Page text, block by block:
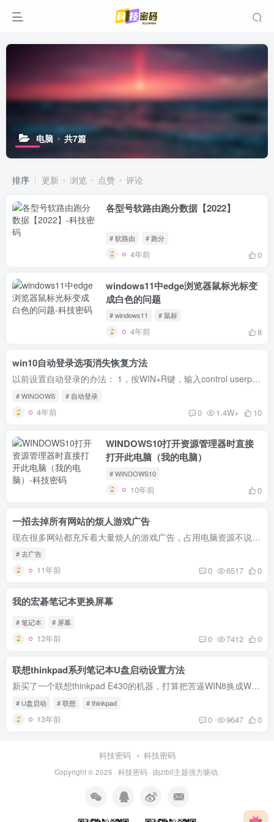
电脑 共7篇
排序 更新 浏览 点赞 评论
各型号软路由跑分数据【2022】
# 软路由 # 跑分
4年前 0
windows11中edge浏览器鼠标光标变
成白色的问题
# windows11 # 鼠标
4年前 8
win10自动登录选项消失恢复方法
以前设置自动登录的办法： 1，按WIN+R键，输入control userpasswords2，回车 2，在弹出画面里，取消勾选【要使用本计算机，用户必须输入用户名和密码】 3，点击确定，输入密码 但是现在升级到最...
# WINDOWS # 自动登录
4年前 0 1.4W+ 10
WINDOWS10打开资源管理器时直接
打开此电脑（我的电脑）
# WINDOWS10
10年前 0
一招去掉所有网站的烦人游戏广告
现在很多网站都充斥着大量烦人的游戏广告，占用电脑资源不说，还浪费浏览者眼球，更主要的是，游戏害人啊。眼看这些广告越来越肆虐蔓延，真的忍不下去了，果断想办法屏蔽。 看到广告右上角都有...
# 去广告
11年前 0 6517 0
我的宏碁笔记本更换屏幕
# 笔记本 # 屏幕
13年前 0 7412 0
联想thinkpad系列笔记本U盘启动设置方法
新买了一个联想thinkpad E430的机器，打算把苦逼WIN8换成WIN7，为了保险起见，还是先备份一下原系统比较好，打算ghost备份一下。但是进BIOS设置U盘优先启动后却没有效果。在网上查了好多资料才...
# U盘启动 # 联想 # thinkpad
13年前 0 9647 0
科技密码 科技密码
Copyright © 2025 · 科技密码 · 由zibll主题强力驱动.